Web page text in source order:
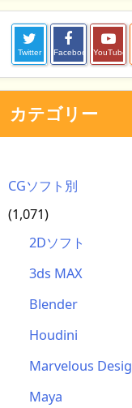
Twitter Facebook YouTube
カテゴリー
CGソフト別
(1,071)
2Dソフト
3ds MAX
Blender
Houdini
Marvelous
Maya